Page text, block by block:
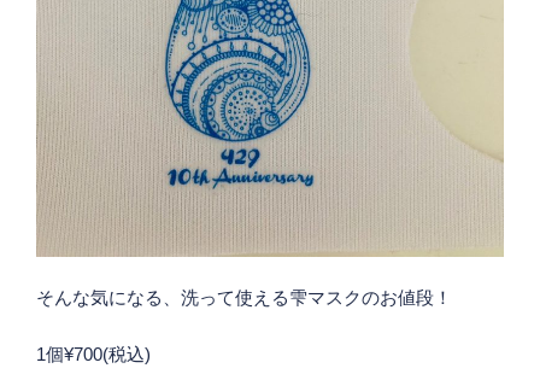
そんな気になる、洗って使える雫マスクのお値段！
1個¥700(税込)